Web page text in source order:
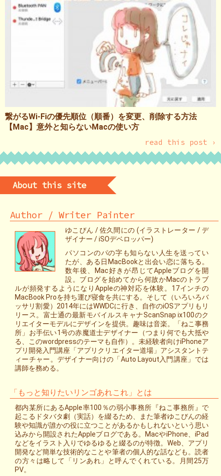
繋がるWi-Fiの優先順位（順番）を変更、削除する方法
【Mac】意外と知らないMacの使い方
read this post ›
About this site
Author / Writer Painter
ゆこびん / 佐久間にの (イラストレーター / デ
ザイナー / iSOデベロッパー)
パソコンのパの字も知らない人生を送ってい
たが、ある日MacBookと出会い恋に落ちる。
数年後、Mac好きが昂じてAppleブログを開
設。ブログを始めてから何故かMacのトラブ
ルが頻発するようになりAppleの神対応を体験。17インチの
MacBook Proを持ち運び寝食を共にする。そして（いろいろバ
ッサリ割愛）2014年にはWWDCに行き、自作のiOSアプリもリ
リース。富士通の最新モバイルスキャナScanSnap ix100のク
リエイターモデルにデザインを提供。趣味は音楽。「ねこ事務
所」お手伝い1号の赤魔道士デザイナー（つまり何でも大抵や
る、このwordpressのテーマも自作）。未経験者向けiPhoneア
プリ開発入門講座「アプリクリエイター道場」アシスタントテ
ィーチャー。デザイナー向けの「Auto Layout入門講座」では
講師を務める。
「もっと知りたいリンゴあれこれ」とは
都内某所にあるApple率100％の弱小事務所『ねこ事務所』で
起こるドタバタ劇（実話）を綴るため、また筆者ゆこびんの経
験や知識が誰かの役に立つことがあるかもしれないという思い
込みから開設されたAppleブログである。MacやiPhone、iPad
などをイラスト入りでゆるゆると綴るのが特徴。Web、アプリ
開発など簡単な技術的なことや筆者の個人的な話なども。読者
の方々は略して「リンあれ」と呼んでくれている。月間25万
PV。